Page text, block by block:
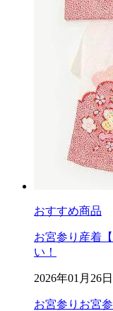
おすすめ商品
お宮参り産着
い！
2026年01月26日
お宮参り お宮